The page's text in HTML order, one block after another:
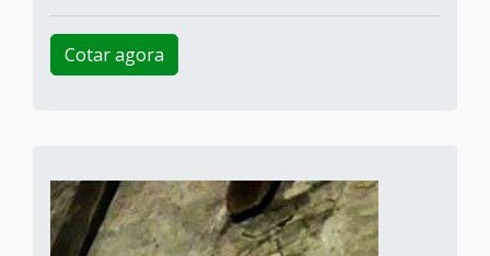
Cotar agora